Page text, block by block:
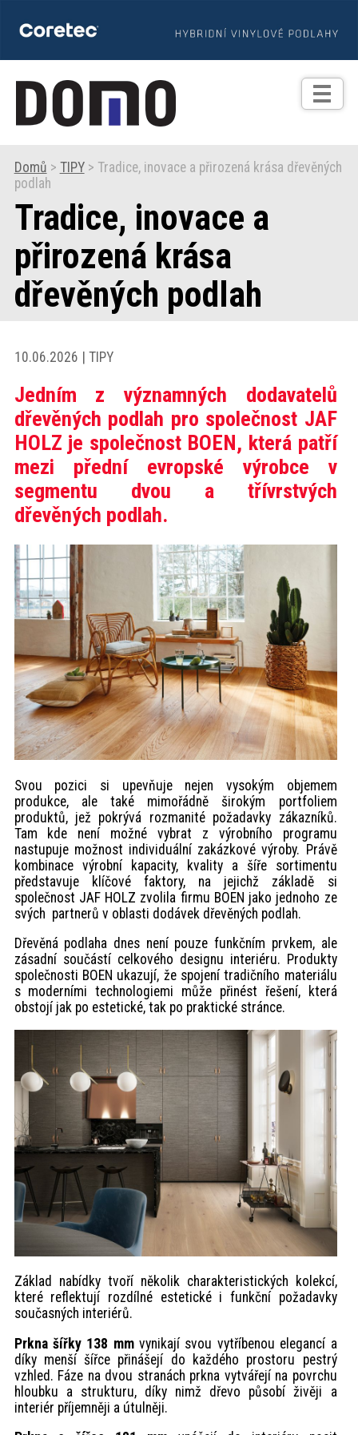
TIPY
Zprávy
Praxe
Fotogalerie
Produkty
Prodejní
ProfiMag
Kontakt
Domů > TIPY> Tradice, inovace a přirozená krása dřevěných
podlah
Tradice, inovace a
přirozená krása
dřevěných podlah
10.06.2026 | TIPY
Jedním z významných dodavatelů
dřevěných podlah pro společnost JAF
HOLZ je společnost BOEN, která patří
mezi přední evropské výrobce v
segmentu dvou a třívrstvých
dřevěných podlah.
Svou pozici si upevňuje nejen vysokým objemem
produkce, ale také mimořádně širokým portfoliem
produktů, jež pokrývá rozmanité požadavky zákazníků.
Tam kde není možné vybrat z výrobního programu
nastupuje možnost individuální zakázkové výroby. Právě
kombinace výrobní kapacity, kvality a šíře sortimentu
představuje klíčové faktory, na jejichž základě si
společnost JAF HOLZ zvolila firmu BOEN jako jednoho ze
svých partnerů v oblasti dodávek dřevěných podlah.
Dřevěná podlaha dnes není pouze funkčním prvkem, ale
zásadní součástí celkového designu interiéru. Produkty
společnosti BOEN ukazují, že spojení tradičního materiálu
s moderními technologiemi může přinést řešení, která
obstojí jak po estetické, tak po praktické stránce.
Základ nabídky tvoří několik charakteristických kolekcí,
které reflektují rozdílné estetické i funkční požadavky
současných interiérů.
Prkna šířky 138 mmvynikají svou vytříbenou elegancí a
díky menší šířce přinášejí do každého prostoru pestrý
vzhled. Fáze na dvou stranách prkna vytvářejí na povrchu
hloubku a strukturu, díky nimž dřevo působí živěji a
interiér příjemněji a útulněji.